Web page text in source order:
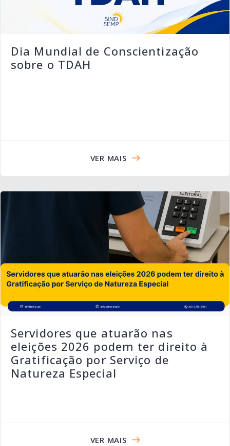
Dia Mundial de Conscientização
sobre o TDAH
VER MAIS
Servidores que atuarão nas
eleições 2026 podem ter direito à
Gratificação por Serviço de
Natureza Especial
VER MAIS